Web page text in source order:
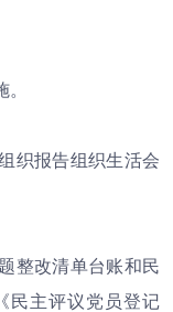
织报告组织生活会
整改清单台账和民
民主评议党员登记